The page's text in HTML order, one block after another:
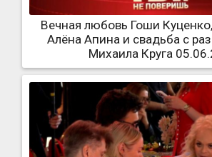
Вечная любовь Гоши
Алёна Апина и свадьба с
Михаила Круга